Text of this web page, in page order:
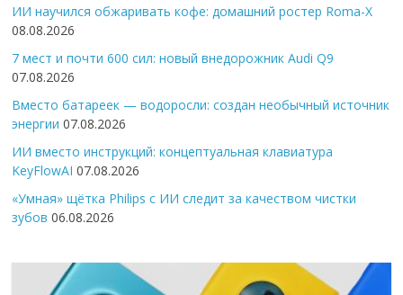
ИИ научился обжаривать кофе: домашний ростер Roma-X
08.08.2026
7 мест и почти 600 сил: новый внедорожник Audi Q9
07.08.2026
Вместо батареек — водоросли: создан необычный источник
энергии 07.08.2026
ИИ вместо инструкций: концептуальная клавиатура
KeyFlowAI 07.08.2026
«Умная» щётка Philips с ИИ следит за качеством чистки
зубов 06.08.2026